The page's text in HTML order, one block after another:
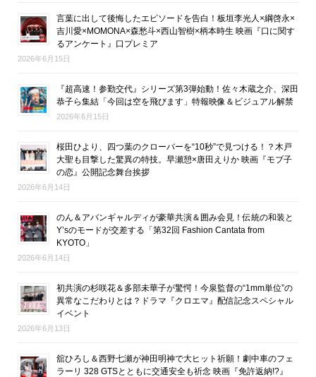
言葉に出して後悔したエピソードを告白！板垣李光人×綱啓永×
吉川愛×MOMONA×森愁斗×西山智樹×柄本時生 映画『口に関す
るアンケート』口プレミア
2026年6月15日
『超高速！参勤交代』シリーズ第3弾始動！佐々木蔵之介、深田
恭子ら集結「今回は空を飛びます」特報映像＆ビジュアル解禁
2026年6月15日
桜田ひより、四つ葉のクローバーを“10秒”で見つける！？木戸
大聖も目撃した驚異の特技。早瀬憩×唐田えりか 映画『モブ子
の恋』公開記念舞台挨拶
2026年6月14日
のん＆アバンギャルディが豪華共演＆囲み会見！伝統の和装と
Y’sのモードが交差する「第32回 Fashion Cantata from
KYOTO」
2026年6月14日
初共演の杉咲花＆多部未華子が驚愕！今泉監督の“1mm単位”の
異常なこだわりとは？ドラマ『クロエマ』配信記念スペシャル
イベント
2026年6月13日
舘ひろし＆西野七瀬が神田明神で大ヒット祈願！劇中車のフェ
ラーリ 328 GTSとともに交通安全も祈念 映画『免許返納!?』